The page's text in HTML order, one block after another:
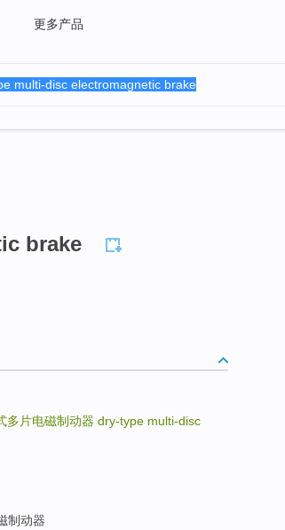
更多产品
brake
多片电磁制动器 dry-type multi-disc
制动器